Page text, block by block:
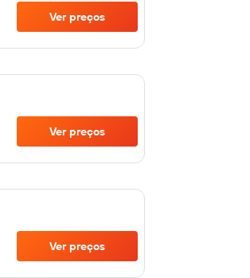
Ver preços
Ver preços
Ver preços